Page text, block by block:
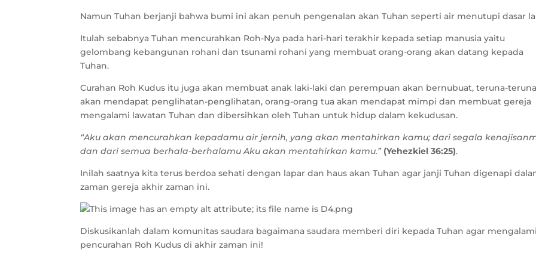
Namun Tuhan berjanji bahwa bumi ini akan penuh pengenalan akan Tuhan seperti air menutupi dasar
Itulah sebabnya Tuhan mencurahkan Roh-Nya pada hari-hari terakhir kepada setiap manusia yaitu
gelombang kebangunan rohani dan tsunami rohani yang membuat orang-orang akan datang kepada
Tuhan.
Curahan Roh Kudus itu juga akan membuat anak laki-laki dan perempuan akan bernubuat, teruna-teruna
akan mendapat penglihatan-penglihatan, orang-orang tua akan mendapat mimpi dan membuat gereja
mengalami lawatan Tuhan dan dibersihkan oleh Tuhan untuk hidup dalam kekudusan.
“Aku akan mencurahkan kepadamu air jernih, yang akan mentahirkan kamu; dari segala
dan dari semua berhala-berhalamu Aku akan mentahirkan kamu.” (Yehezkiel 36:25).
Inilah saatnya kita terus berdoa sehati dengan lapar dan haus akan Tuhan agar janji Tuhan digenapi
zaman gereja akhir zaman ini.
Diskusikanlah dalam komunitas saudara bagaimana saudara memberi diri kepada Tuhan agar mengalami
pencurahan Roh Kudus di akhir zaman ini!